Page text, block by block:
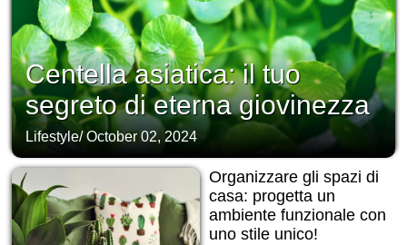
Centella asiatica: il tuo
segreto di eterna giovinezza
Lifestyle/October 02, 2024
Organizzare gli spazi di
casa: progetta un
ambiente funzionale con
uno stile unico!